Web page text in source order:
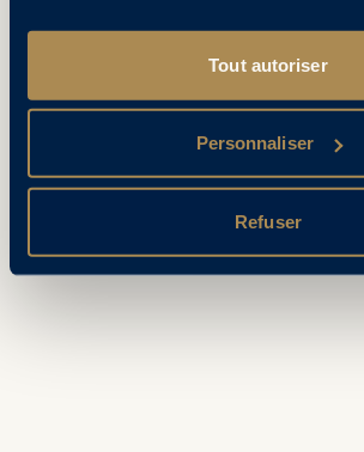
Tout autoriser
Personnaliser
Refuser